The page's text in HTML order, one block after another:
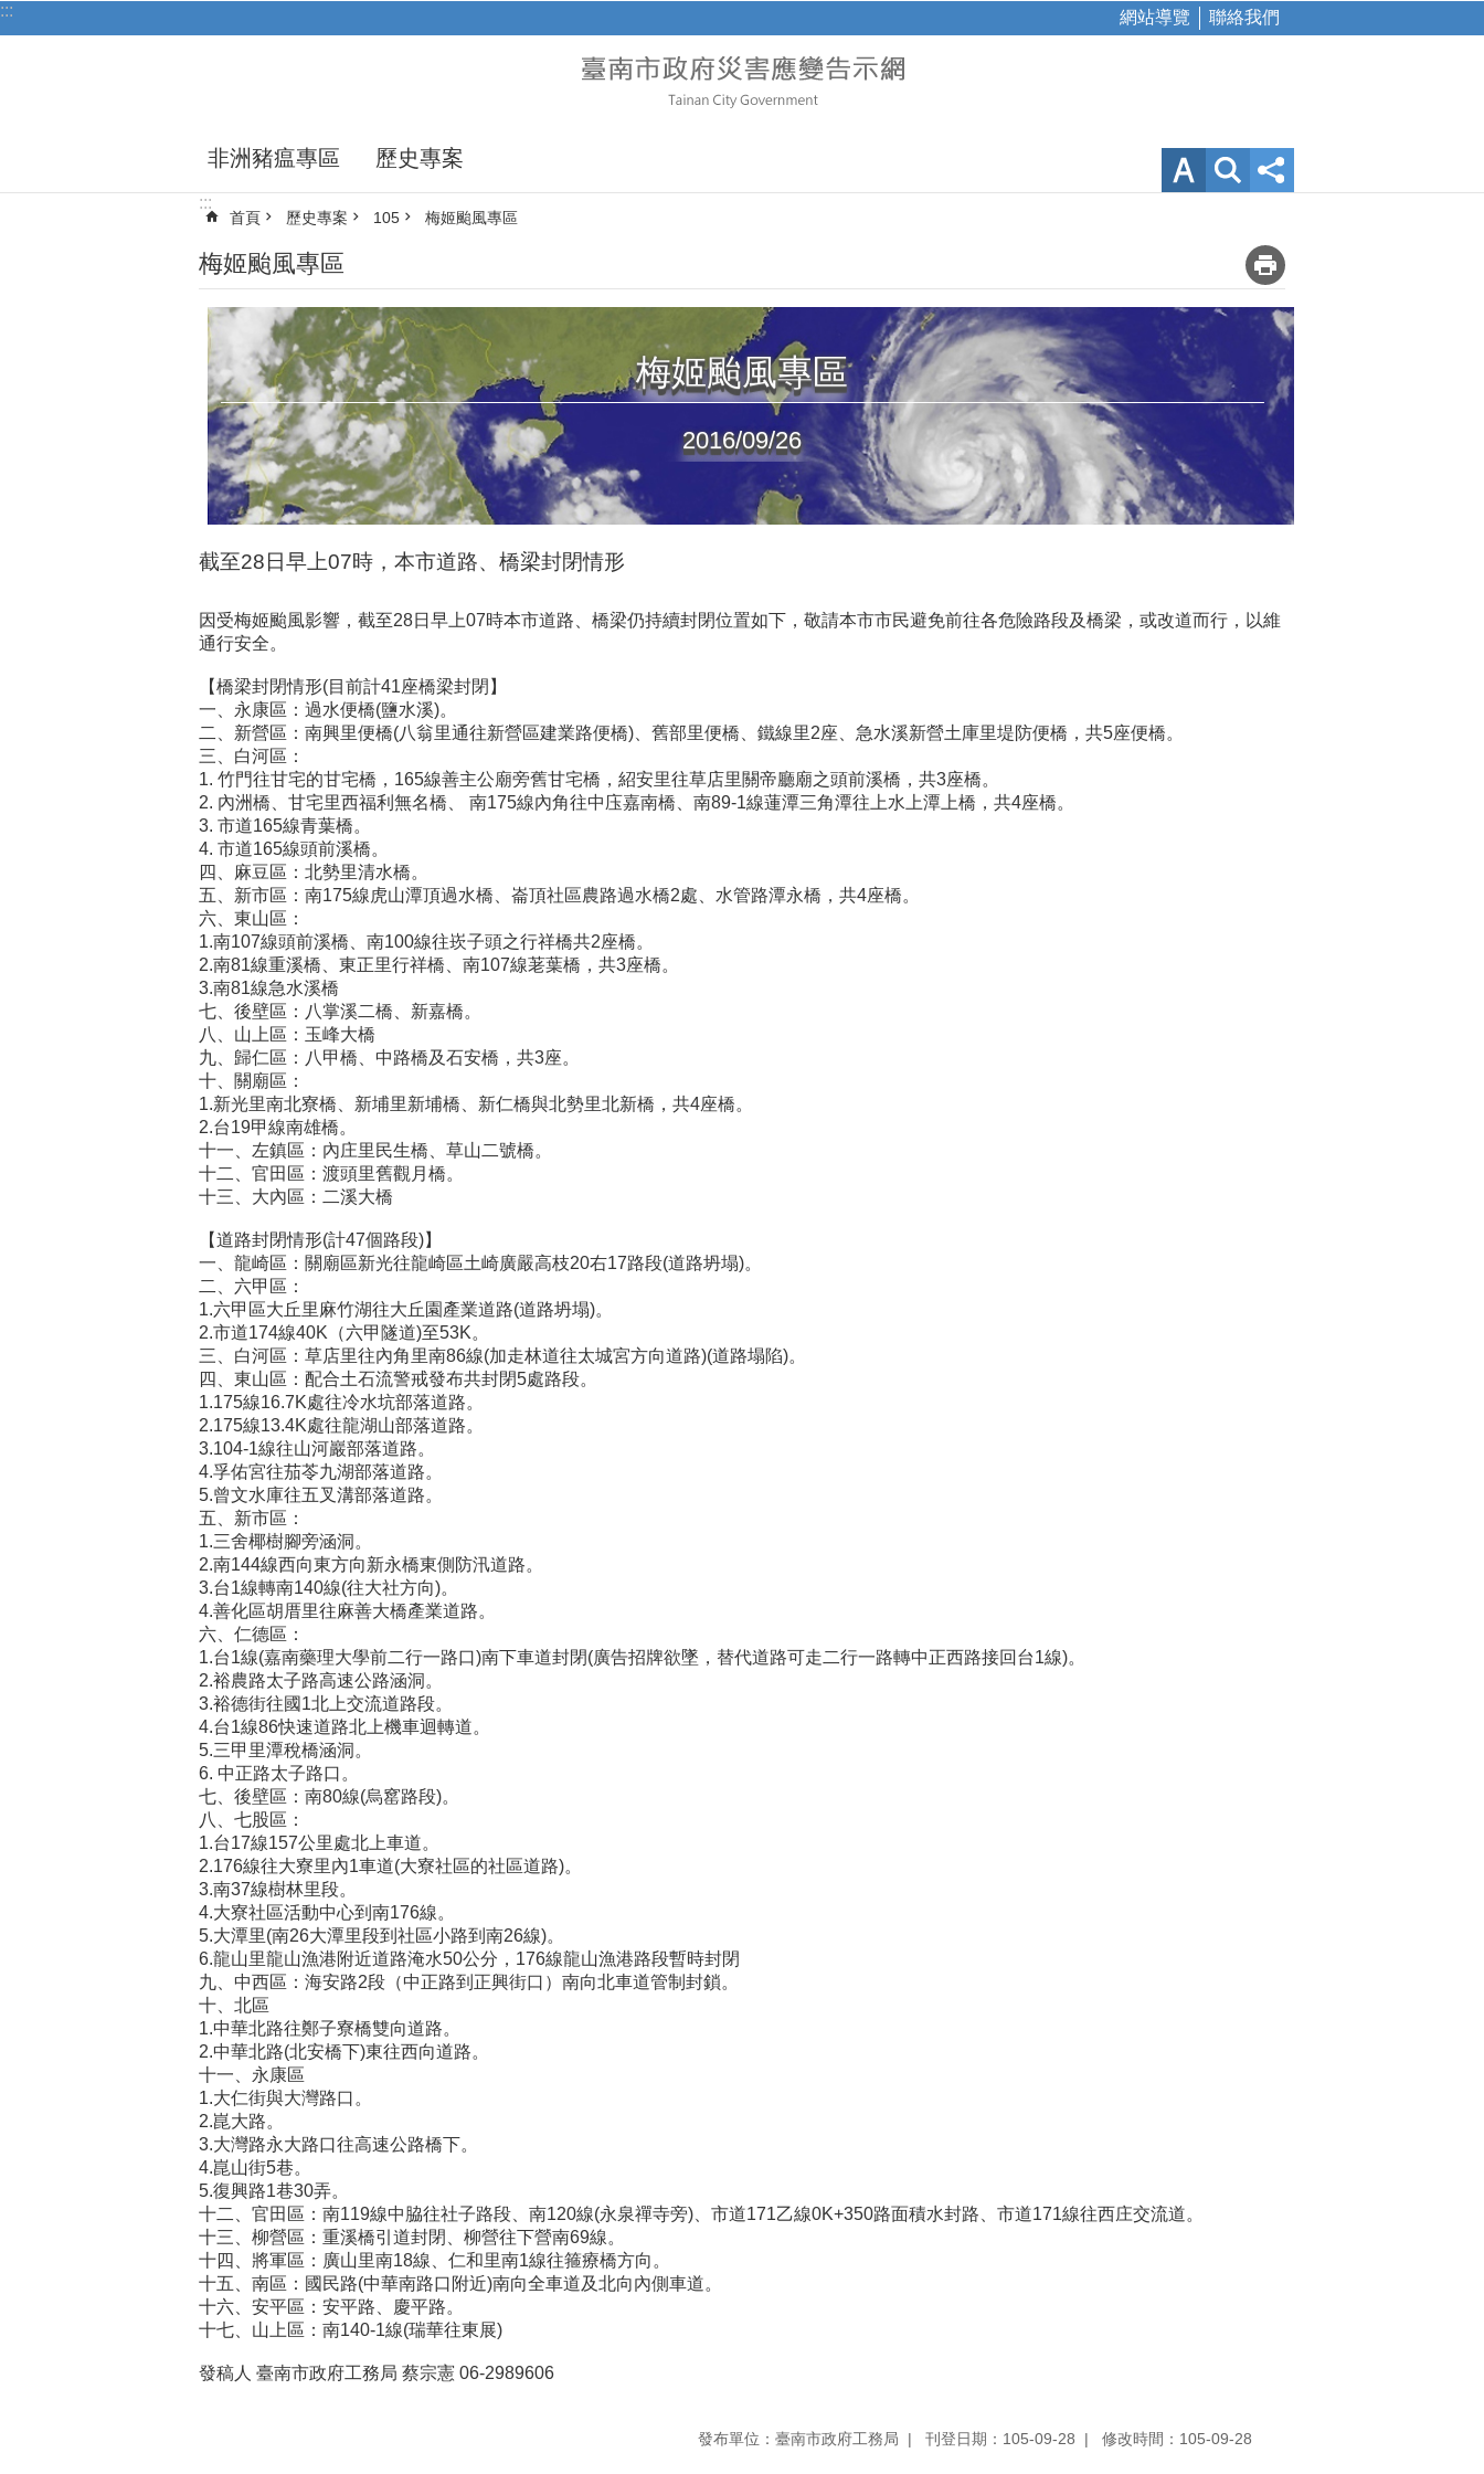
跳到主要內容區塊
::: 網站導覽 聯絡我們
非洲豬瘟專區 歷史專案
:::
首頁 歷史專案 105 梅姬颱風專區
梅姬颱風專區
梅姬颱風專區
2016/09/26
截至28日早上07時，本市道路、橋梁封閉情形
因受梅姬颱風影響，截至28日早上07時本市道路、橋梁仍持續封閉位置如下，敬請本市市民避免前往各危險路段及橋梁，或改道而行，以維
通行安全。
【橋梁封閉情形(目前計41座橋梁封閉】
一、永康區：過水便橋(鹽水溪)。
二、新營區：南興里便橋(八翁里通往新營區建業路便橋)、舊部里便橋、鐵線里2座、急水溪新營土庫里堤防便橋，共5座便橋。
三、白河區：
1. 竹門往甘宅的甘宅橋，165線善主公廟旁舊甘宅橋，紹安里往草店里關帝廳廟之頭前溪橋，共3座橋。
2. 內洲橋、甘宅里西福利無名橋、 南175線內角往中庒嘉南橋、南89-1線蓮潭三角潭往上水上潭上橋，共4座橋。
3. 市道165線青葉橋。
4. 市道165線頭前溪橋。
四、麻豆區：北勢里清水橋。
五、新市區：南175線虎山潭頂過水橋、崙頂社區農路過水橋2處、水管路潭永橋，共4座橋。
六、東山區：
1.南107線頭前溪橋、南100線往崁子頭之行祥橋共2座橋。
2.南81線重溪橋、東正里行祥橋、南107線荖葉橋，共3座橋。
3.南81線急水溪橋
七、後壁區：八掌溪二橋、新嘉橋。
八、山上區：玉峰大橋
九、歸仁區：八甲橋、中路橋及石安橋，共3座。
十、關廟區：
1.新光里南北寮橋、新埔里新埔橋、新仁橋與北勢里北新橋，共4座橋。
2.台19甲線南雄橋。
十一、左鎮區：內庄里民生橋、草山二號橋。
十二、官田區：渡頭里舊觀月橋。
十三、大內區：二溪大橋
【道路封閉情形(計47個路段)】
一、龍崎區：關廟區新光往龍崎區土崎廣嚴高枝20右17路段(道路坍塌)。
二、六甲區：
1.六甲區大丘里麻竹湖往大丘園產業道路(道路坍塌)。
2.市道174線40K（六甲隧道)至53K。
三、白河區：草店里往內角里南86線(加走林道往太城宮方向道路)(道路塌陷)。
四、東山區：配合土石流警戒發布共封閉5處路段。
1.175線16.7K處往冷水坑部落道路。
2.175線13.4K處往龍湖山部落道路。
3.104-1線往山河巖部落道路。
4.孚佑宮往茄苓九湖部落道路。
5.曾文水庫往五叉溝部落道路。
五、新市區：
1.三舍椰樹腳旁涵洞。
2.南144線西向東方向新永橋東側防汛道路。
3.台1線轉南140線(往大社方向)。
4.善化區胡厝里往麻善大橋產業道路。
六、仁德區：
1.台1線(嘉南藥理大學前二行一路口)南下車道封閉(廣告招牌欲墜，替代道路可走二行一路轉中正西路接回台1線)。
2.裕農路太子路高速公路涵洞。
3.裕德街往國1北上交流道路段。
4.台1線86快速道路北上機車迴轉道。
5.三甲里潭稅橋涵洞。
6. 中正路太子路口。
七、後壁區：南80線(烏窰路段)。
八、七股區：
1.台17線157公里處北上車道。
2.176線往大寮里內1車道(大寮社區的社區道路)。
3.南37線樹林里段。
4.大寮社區活動中心到南176線。
5.大潭里(南26大潭里段到社區小路到南26線)。
6.龍山里龍山漁港附近道路淹水50公分，176線龍山漁港路段暫時封閉
九、中西區：海安路2段（中正路到正興街口）南向北車道管制封鎖。
十、北區
1.中華北路往鄭子寮橋雙向道路。
2.中華北路(北安橋下)東往西向道路。
十一、永康區
1.大仁街與大灣路口。
2.崑大路。
3.大灣路永大路口往高速公路橋下。
4.崑山街5巷。
5.復興路1巷30弄。
十二、官田區：南119線中脇往社子路段、南120線(永泉禪寺旁)、市道171乙線0K+350路面積水封路、市道171線往西庄交流道。
十三、柳營區：重溪橋引道封閉、柳營往下營南69線。
十四、將軍區：廣山里南18線、仁和里南1線往箍療橋方向。
十五、南區：國民路(中華南路口附近)南向全車道及北向內側車道。
十六、安平區：安平路、慶平路。
十七、山上區：南140-1線(瑞華往東展)
發稿人 臺南市政府工務局 蔡宗憲 06-2989606
發布單位：臺南市政府工務局 刊登日期：105-09-28 修改時間：105-09-28